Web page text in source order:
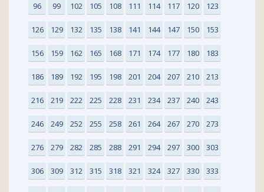
96 99 102 105 108 111 114 117 120 123
126 129 132 135 138 141 144 147 150 153
156 159 162 165 168 171 174 177 180 183
186 189 192 195 198 201 204 207 210 213
216 219 222 225 228 231 234 237 240 243
246 249 252 255 258 261 264 267 270 273
276 279 282 285 288 291 294 297 300 303
306 309 312 315 318 321 324 327 330 333